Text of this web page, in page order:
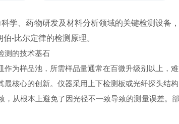
、药物研发及材料分析领域的关键检测设备
-比尔定律的检测原理。
的技术基石
样品池，所需样品量通常在百微升级别以上，难
心的创新。仪器采用上下检测板或光纤探头结
，从根本上避免了因光径不一致导致的测量误差